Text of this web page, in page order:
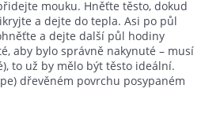
mouku. Hněťte těsto, dokud
a dejte do tepla. Asi po půl
a dejte další půl hodiny
aby bylo správně nakynuté – musí
to už by mělo být těsto ideální.
dřevěném povrchu posypaném